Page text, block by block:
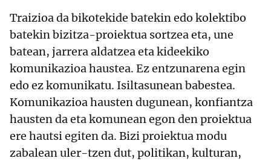
Traizioa da bikotekide batekin edo kolektibo
batekin bizitza-proiektua sortzea eta, une
batean, jarrera aldatzea eta kideekiko
komunikazioa haustea. Ez entzunarena egin
edo ez komunikatu. Isiltasunean babestea.
Komunikazioa hausten dugunean, konfiantza
hausten da eta komunean egon den proiektua
ere hautsi egiten da. Bizi proiektua modu
zabalean uler-tzen dut, politikan, kulturan,